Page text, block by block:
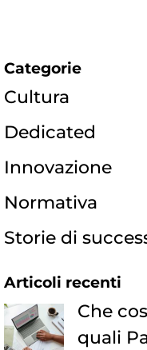
Categorie
Cultura
Dedicated
Innovazione
Normativa
Storie di
Articoli recenti
Che
quali